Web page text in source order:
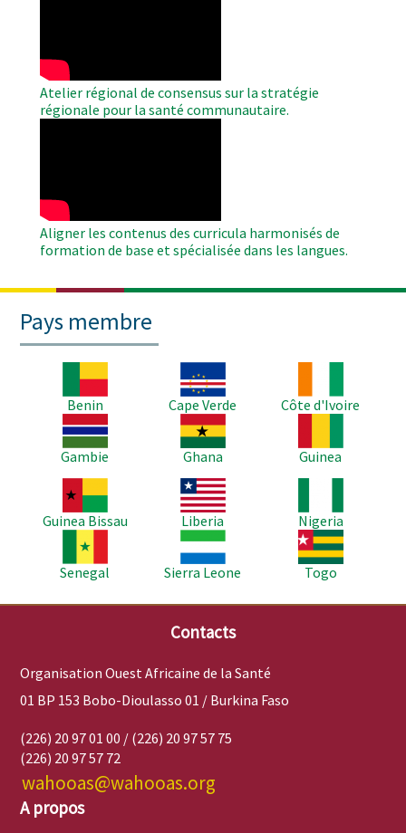
Atelier régional de consensus sur la stratégie
régionale pour la santé communautaire.
Aligner les contenus des curricula harmonisés de
formation de base et spécialisée dans les langues.
Pays membre
Benin
Image
Cape Verde
Côte d'Ivoire
Image
Gambie
Image
Ghana
Guinea
Image
Guinea Bissau
Image
Liberia
Nigeria
Senegal
Image
Sierra Leone
Image
Togo
Contacts
Organisation Ouest Africaine de la Santé
01 BP 153 Bobo-Dioulasso 01 / Burkina Faso
(226) 20 97 01 00 / (226) 20 97 57 75
(226) 20 97 57 72
wahooas@wahooas.org
A propos